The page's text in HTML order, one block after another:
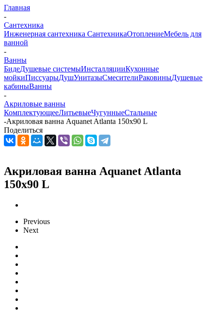
Главная
-
Сантехника
Инженерная сантехника СантехникаОтоплениеМебель для
ванной
-
Ванны
БидеДушевые системыИнсталляцииКухонные
мойкиПиссуарыДушУнитазыСмесителиРаковиныДушевые
кабиныВанны
-
Акриловые ванны
КомплектующееЛитьевыеЧугунныеСтальные
-Акриловая ванна Aquanet Atlanta 150x90 L
Поделиться
Акриловая ванна Aquanet Atlanta
150x90 L
Previous
Next